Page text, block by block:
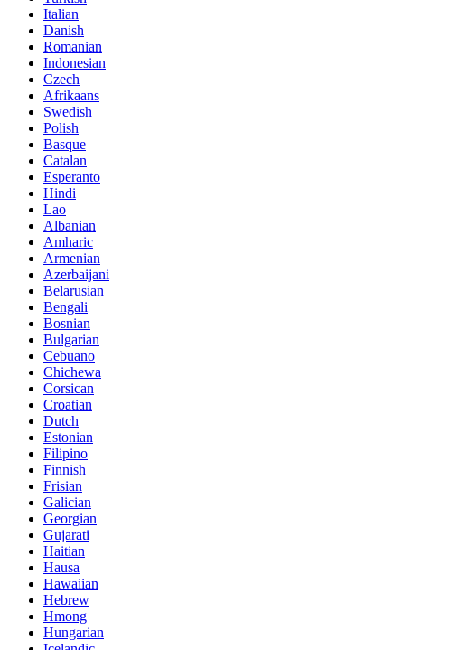
Italian
Danish
Romanian
Indonesian
Czech
Afrikaans
Swedish
Polish
Basque
Catalan
Esperanto
Hindi
Lao
Albanian
Amharic
Armenian
Azerbaijani
Belarusian
Bengali
Bosnian
Bulgarian
Cebuano
Chichewa
Corsican
Croatian
Dutch
Estonian
Filipino
Finnish
Frisian
Galician
Georgian
Gujarati
Haitian
Hausa
Hawaiian
Hebrew
Hmong
Hungarian